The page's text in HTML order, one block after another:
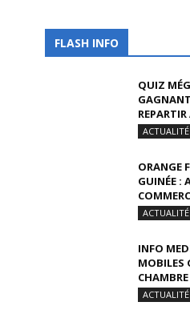
FLASH INFO
QUIZ
REPARTIR
ACTUALITÉ
ORANGE
GUINÉE :
ACTUALITÉ
INFO
MOBILES
ACTUALITÉ